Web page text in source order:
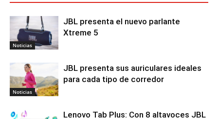
Noticias
JBL presenta el nuevo parlante
Xtreme 5
Noticias
JBL presenta sus auriculares ideales
para cada tipo de corredor
Lenovo Tab Plus: Con 8 altavoces JBL